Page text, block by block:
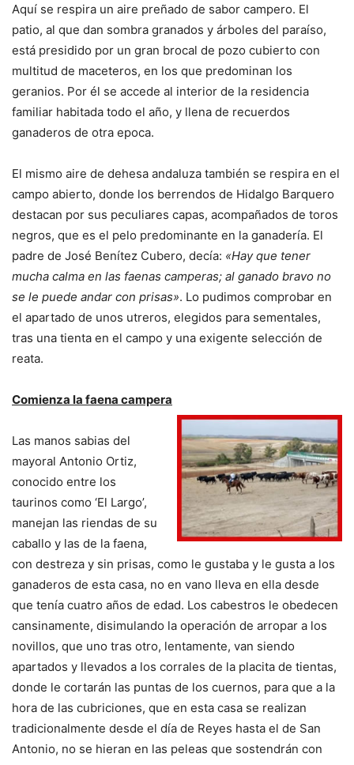
Aquí se respira un aire preñado de sabor campero. El
patio, al que dan sombra granados y árboles del paraíso,
está presidido por un gran brocal de pozo cubierto con
multitud de maceteros, en los que predominan los
geranios. Por él se accede al interior de la residencia
familiar habitada todo el año, y llena de recuerdos
ganaderos de otra epoca.
El mismo aire de dehesa andaluza también se respira en el
campo abierto, donde los berrendos de Hidalgo Barquero
destacan por sus peculiares capas, acompañados de toros
negros, que es el pelo predominante en la ganadería. El
padre de José Benítez Cubero, decía: «Hay que tener
mucha calma en las faenas camperas; al ganado bravo no
se le puede andar con prisas». Lo pudimos comprobar en
el apartado de unos utreros, elegidos para sementales,
tras una tienta en el campo y una exigente selección de
reata.
Comienza la faena campera
Las manos sabias del
mayoral Antonio Ortiz,
conocido entre los
taurinos como ‘El Largo’,
manejan las riendas de su
caballo y las de la faena,
con destreza y sin prisas, como le gustaba y le gusta a los
ganaderos de esta casa, no en vano lleva en ella desde
que tenía cuatro años de edad. Los cabestros le obedecen
cansinamente, disimulando la operación de arropar a los
novillos, que uno tras otro, lentamente, van siendo
apartados y llevados a los corrales de la placita de tientas,
donde le cortarán las puntas de los cuernos, para que a la
hora de las cubriciones, que en esta casa se realizan
tradicionalmente desde el día de Reyes hasta el de San
Antonio, no se hieran en las peleas que sostendrán con